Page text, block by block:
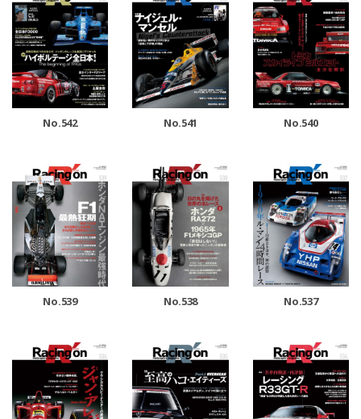
No.542 No.541 No.540
No.539 No.538 No.537